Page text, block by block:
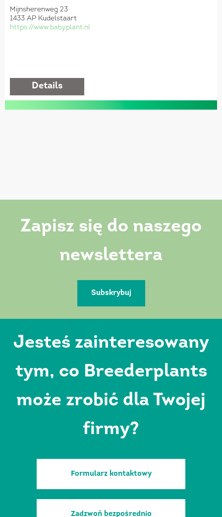
Mijnsherenweg 23
1433 AP Kudelstaart
https://www.babyplant.nl
details
Zapisz się do naszego
newslettera
Subskrybuj
Jesteś zainteresowany
tym, co Breederplants
może zrobić dla Twojej
firmy?
Formularz kontaktowy
Zadzwoń bezpośrednio